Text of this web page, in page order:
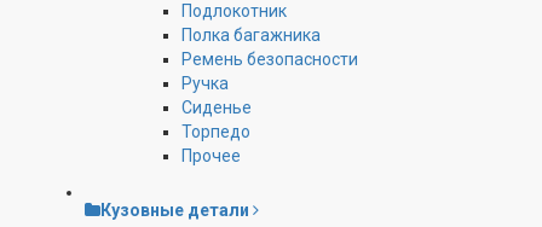
Подлокотник
Полка багажника
Ремень безопасности
Ручка
Сиденье
Торпедо
Прочее
Кузовные детали